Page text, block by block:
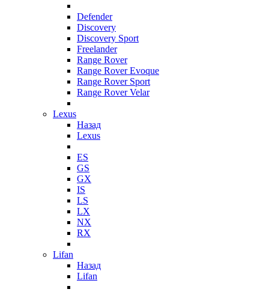
Defender
Discovery
Discovery Sport
Freelander
Range Rover
Range Rover Evoque
Range Rover Sport
Range Rover Velar
Lexus
Назад
Lexus
ES
GS
GX
IS
LS
LX
NX
RX
Lifan
Назад
Lifan